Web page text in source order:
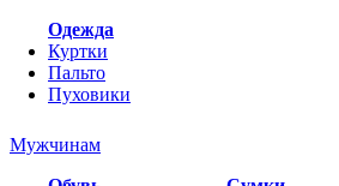
Одежда
Куртки
Пальто
Пуховики
Мужчинам